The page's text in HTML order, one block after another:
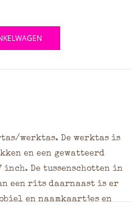
werktas. De werktas is
en een gewatteerd
De tussenschotten in
een rits daarnaast is er
en naamkaartjes en